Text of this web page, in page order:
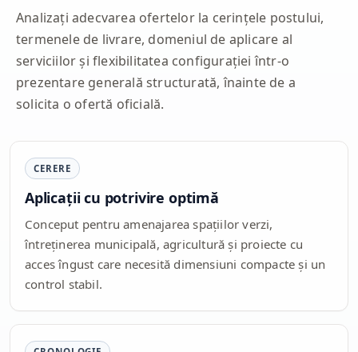
Analizați adecvarea ofertelor la cerințele postului,
termenele de livrare, domeniul de aplicare al
serviciilor și flexibilitatea configurației într-o
prezentare generală structurată, înainte de a
solicita o ofertă oficială.
CERERE
Aplicații cu potrivire optimă
Conceput pentru amenajarea spațiilor verzi,
întreținerea municipală, agricultură și proiecte cu
acces îngust care necesită dimensiuni compacte și un
control stabil.